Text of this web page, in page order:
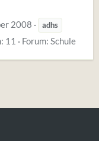
2008
adhs
11 Forum: Schule